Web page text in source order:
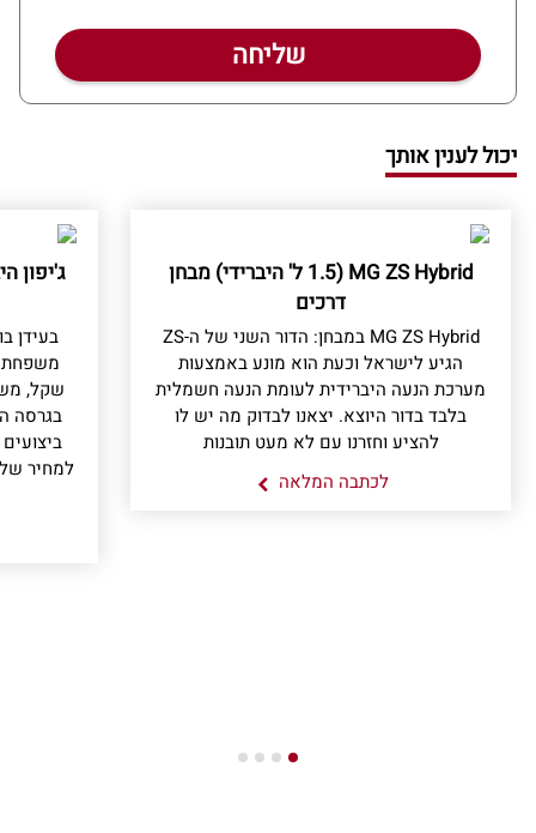
יכול לענין אותך
MG ZS Hybrid (1.5 ל' היברידי) מבחן
דרכים
MG ZS Hybrid במבחן: הדור השני של ה-ZS
הגיע לישראל וכעת הוא מונע באמצעות
מערכת הנעה היברידית לעומת הנעה חשמלית
בלבד בדור היוצא. יצאנו לבדוק מה יש לו
להציע וחזרנו עם לא מעט תובנות
לכתבה המלאה
בעידן
בגרסה
1
2
3
4